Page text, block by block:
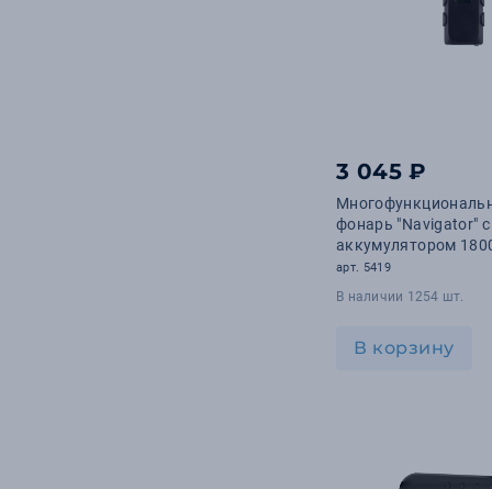
3 045 ₽
фонарь "Navigator" с
аккумулятором
арт. 5419
В наличии 1254 шт.
В корзину